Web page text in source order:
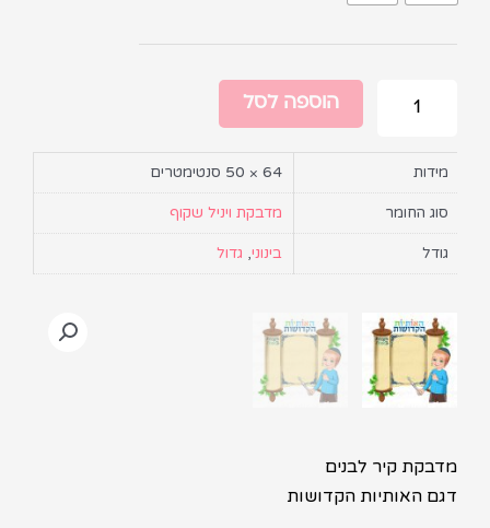
הוספה לסל
מידות 64 × 50 סנטימטרים
סוג החומר מדבקת ויניל שקוף
גודל בינוני, גדול
מדבקת קיר לבנים
דגם האותיות הקדושות